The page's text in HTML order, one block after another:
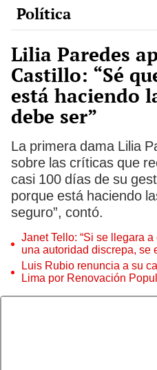
Política
Lilia Paredes
Castillo: “Sé
está haciendo
debe ser”
La primera dama Lilia
sobre las críticas que
casi 100 días de su
porque está haciendo
seguro”, contó.
Janet Tello: “Si se llegara
una autoridad discrepa,
judicial”
Luis Rubio renuncia a su
Lima por Renovación